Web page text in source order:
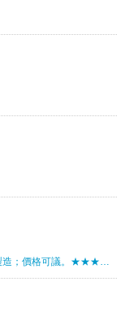
[售]YAMAHA XJ6F 有ABS 600cc 四缸引擎,日本生產製造；價格可議。★★★★★★★★